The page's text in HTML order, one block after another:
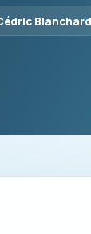
Blanchard